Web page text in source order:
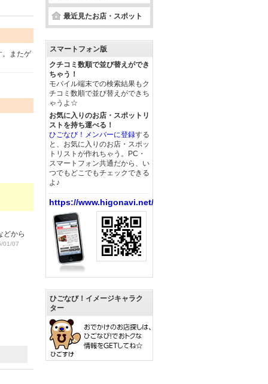
。またゲ
どから
01/07
最近見たお店・スポット
スマートフォン版
クチコミ数順で並び替えができ
ちゃう！
モバイル端末での検索結果もク
チコミ数順で並び替えができち
ゃうよ☆
お気に入りのお店・スポットリ
ストを持ち運べる！
ひごなび！メンバーに登録する
と、お気に入りのお店・スポッ
トリストが作れちゃう。PC・
スマートフォン共通だから、い
つでもどこでもチェックできる
よ♪
https://www.higonavi.net/
ひごなび！イメージキャラク
ター